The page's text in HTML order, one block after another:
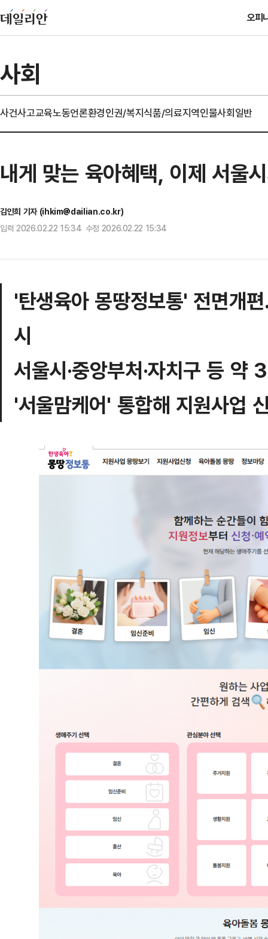
오피
사회
사건사고교육노동언론환경인권/복지식품/의료지역인물사회일반
내게 맞는 육아혜택, 이제 서울
김인희 기자 (ihkim@dailian.co.kr)
입력 2026.02.22 15:34 수정 2026.02.22 15:34
'탄생육아 몽땅정보통' 전면개
시
서울시·중앙부처·자치구 등
'서울맘케어' 통합해 지원사업